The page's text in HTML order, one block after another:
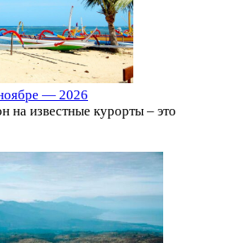
— 2026
на известные курорты – это